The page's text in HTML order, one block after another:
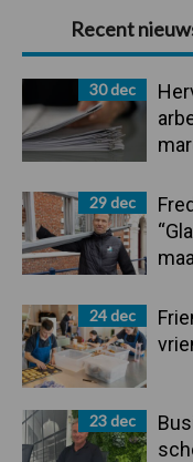
Primaire
Sidebar
Recent
30 dec
29 dec
24 dec
23 dec